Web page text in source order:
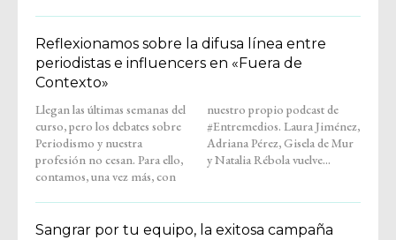
Reflexionamos sobre la difusa línea entre
periodistas e influencers en «Fuera de
Contexto»
Llegan las últimas semanas del
curso, pero los debates sobre
Periodismo y nuestra
profesión no cesan. Para ello,
contamos, una vez más, con
nuestro propio podcast de
#Entremedios. Laura Jiménez,
Adriana Pérez, Gisela de Mur
y Natalia Rébola vuelve...
Sangrar por tu equipo, la exitosa campaña